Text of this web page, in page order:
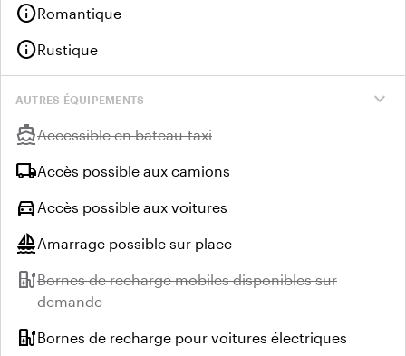
infoRomantique
infoRustique
expand_more
AUTRES ÉQUIPEMENTS
directions_boatIndisponible :
Accessible en bateau-taxi
local_shippingAccès possible aux camions
directions_car Accès possible aux voitures
sailingAmarrage possible sur place
ev_stationIndisponible :
Bornes de recharge mobiles disponibles sur
demande
ev_stationBornes de recharge pour voitures électriques